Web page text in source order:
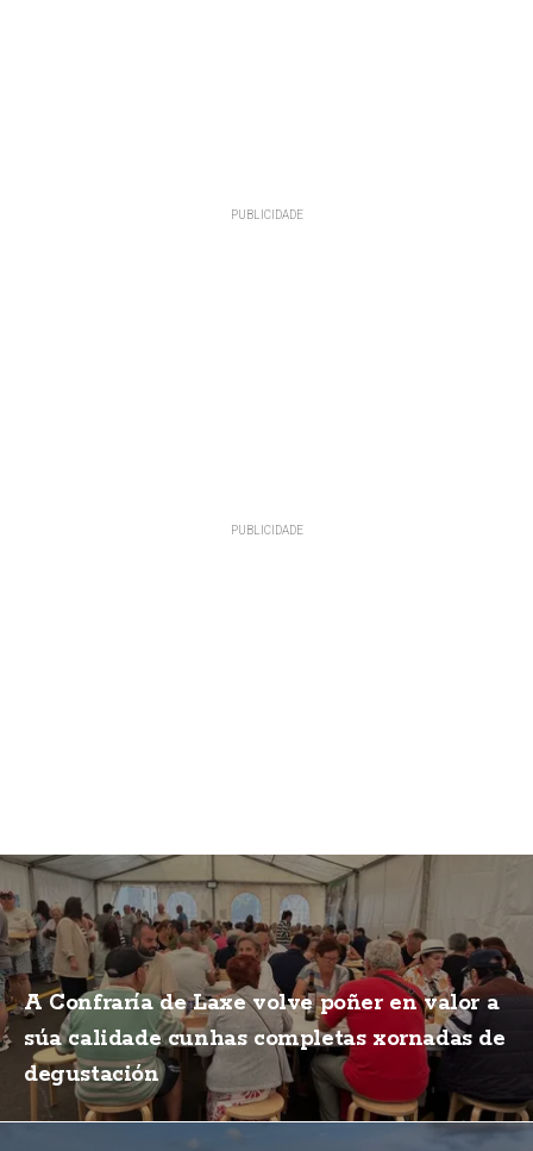
A Confraría de Laxe volve poñer en valor a
súa calidade cunhas completas xornadas de
degustación